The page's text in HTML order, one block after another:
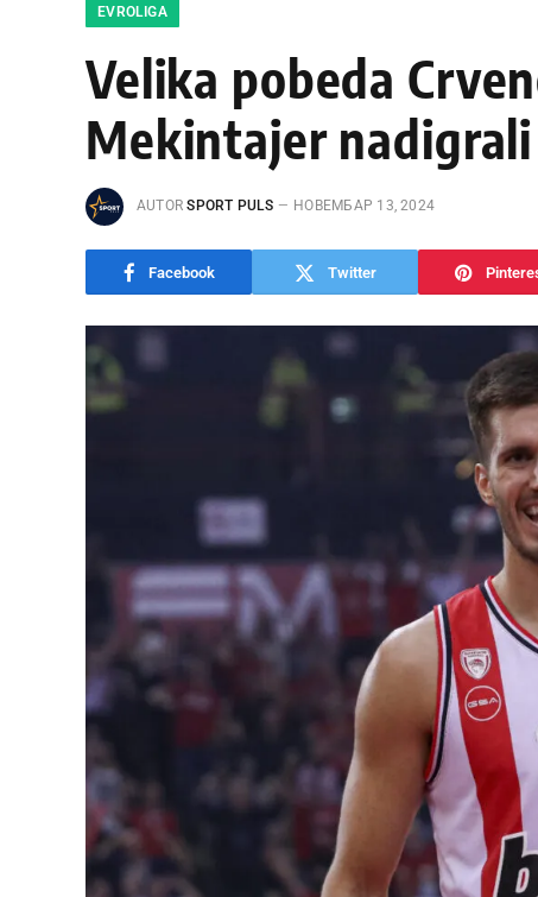
EVROLIGA
Velika pobeda
Mekintajer
AUTOR SPORT PULS НОВЕМБАР 13, 2024
Facebook Twitter